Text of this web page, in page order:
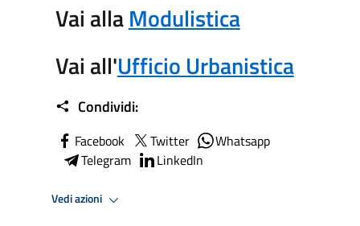
Vai allaModulistica
Vai all'Ufficio Urbanistica
Condividi:
Facebook Twitter
Whatsapp
Telegram
LinkedIn
Vedi azioni